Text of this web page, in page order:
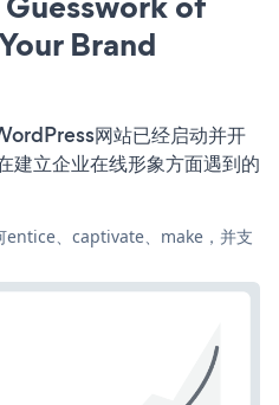
Brand
网站已经启动并开
建立企业在线形象方面遇到的
、captivate、make，并支